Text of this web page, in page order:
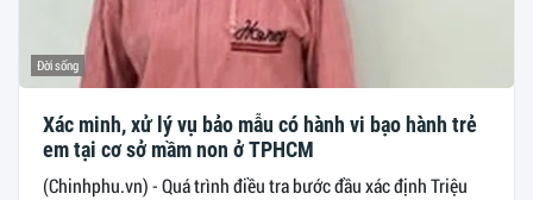
Đời sống
Xác minh, xử lý vụ bảo mẫu có hành vi bạo hành trẻ
em tại cơ sở mầm non ở TPHCM
(Chinhphu.vn) - Quá trình điều tra bước đầu xác định Triệu